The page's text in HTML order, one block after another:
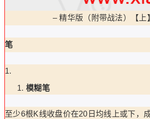
–精华版（附带战法）【上
笔
模糊笔
至少6根K线收盘价在20日均线上或下，